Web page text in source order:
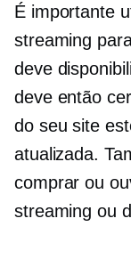
É importante
streaming
deve
deve então
do seu site
atualizada.
comprar ou
streaming ou